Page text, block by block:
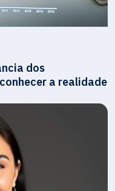
dos
a realidade